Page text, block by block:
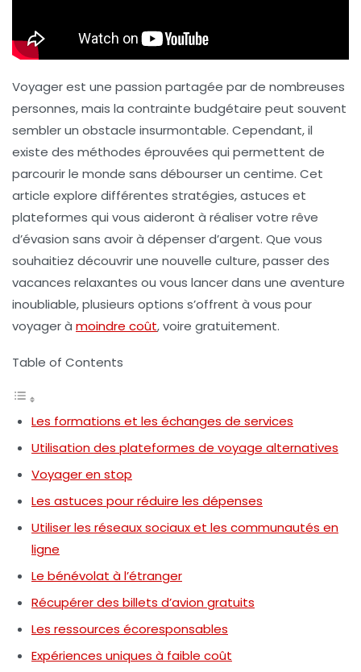
Voyager est une passion partagée par de nombreuses
personnes, mais la contrainte budgétaire peut souvent
sembler un obstacle insurmontable. Cependant, il
existe des méthodes éprouvées qui permettent de
parcourir le monde sans débourser un centime. Cet
article explore différentes stratégies, astuces et
plateformes qui vous aideront à réaliser votre rêve
d’évasion sans avoir à dépenser d’argent. Que vous
souhaitiez découvrir une nouvelle culture, passer des
vacances relaxantes ou vous lancer dans une aventure
inoubliable, plusieurs options s’offrent à vous pour
voyager à moindre coût, voire gratuitement.
Table of Contents
Les formations et les échanges de services
Utilisation des plateformes de voyage alternatives
Voyager en stop
Les astuces pour réduire les dépenses
Utiliser les réseaux sociaux et les communautés en
ligne
Le bénévolat à l’étranger
Récupérer des billets d’avion gratuits
Les ressources écoresponsables
Expériences uniques à faible coût